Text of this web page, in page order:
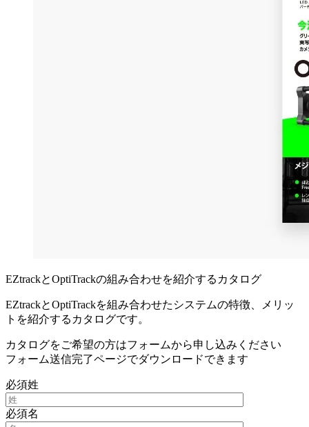
EZtrackとOptiTrackの組み合わせを紹介するカタログ
EZtrackとOptiTrackを組み合わせたシステムの特徴、メリッ
トを紹介するカタログです。
カタログをご希望の方はフォームから申し込みください
フォーム送信完了ページでダウンロードできます
必須姓
必須名